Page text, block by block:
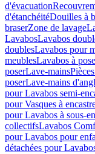
d'évacuation
d'étanchéitéDouilles à
braserZone de lavage
LavabosLavabos
doublesLavabos pour
meublesLavabos à
poserLave-mains
poserLave-mains
pour Lavabos semi-
pour Vasques à
pour Lavabos à sous-
collectifsLavabos
pour Lavabos pour
détachées pour